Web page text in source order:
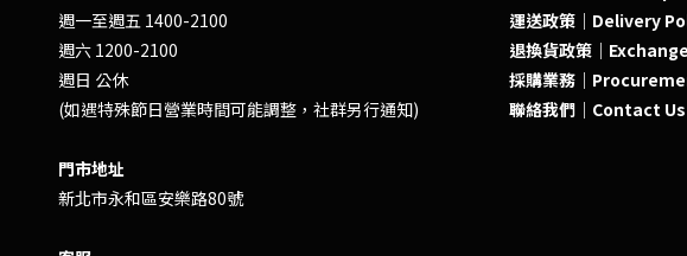
週一至週五 1400-2100
週六 1200-2100
週日 公休
(如遇特殊節日營業時間可能調整，社群另行通知)
門市地址
新北市永和區安樂路80號
運送政策｜Delivery
退換貨政策｜
採購業務｜
聯絡我們｜Contact Us